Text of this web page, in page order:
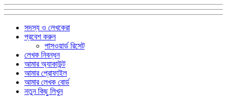
সদস্য ও লেখকেরা
প্রবেশ করুন
পাসওয়ার্ড রিসেট
লেখক নিবন্ধন
আমার অ্যাকাউন্ট
আমার প্রোফাইল
আমার লেখক বোর্ড
নতুন কিছু লিখুন